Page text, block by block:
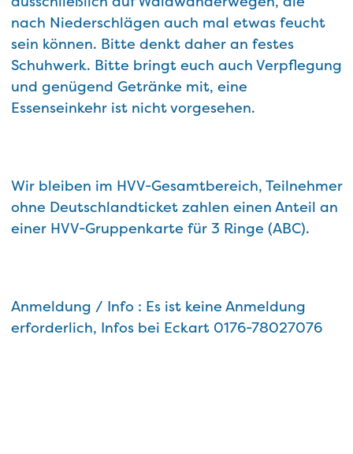
nach Niederschlägen auch mal etwas feucht
sein können. Bitte denkt daher an festes
Schuhwerk. Bitte bringt euch auch Verpflegung
und genügend Getränke mit, eine
Essenseinkehr ist nicht vorgesehen.
Wir bleiben im HVV-Gesamtbereich, Teilnehmer
ohne Deutschlandticket zahlen einen Anteil an
einer HVV-Gruppenkarte für 3 Ringe (ABC).
Anmeldung / Info : Es ist keine Anmeldung
erforderlich, Infos bei Eckart 0176-78027076